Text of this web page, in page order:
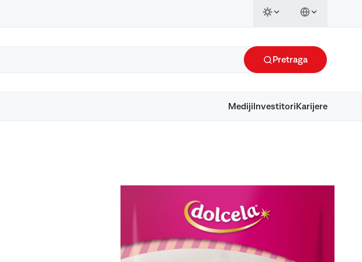
Pretraga
Mediji Investitori Karijere